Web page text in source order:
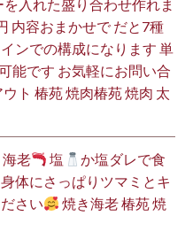
入れた盛り合わせ作れま
内容おまかせで だと7種
ンでの構成になります 単
能です お気軽にお問い合
ト 椿苑 焼肉椿苑 焼肉 太
老 塩
か塩ダレで食
体にさっぱりツマミとキ
さい
焼き海老 椿苑 焼